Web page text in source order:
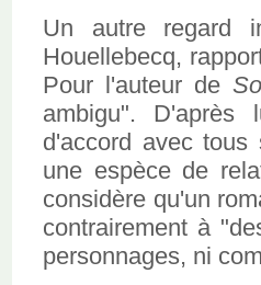
Un autre regard
Houellebecq,
Pour l'auteur de
ambigu".
d'accord avec tous
une espèce de
considère qu'un
contrairement à
personnages, ni